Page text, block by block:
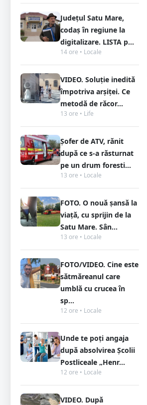
Județul Satu Mare,
codaș în regiune la
digitalizare. LISTA p...
14 ore • Locale
VIDEO. Soluție inedită
împotriva arșiței. Ce
metodă de răcor...
13 ore • Life
Șofer de ATV, rănit
după ce s-a răsturnat
pe un drum foresti...
13 ore • Locale
FOTO. O nouă șansă la
viață, cu sprijin de la
Satu Mare. Sân...
13 ore • Locale
FOTO/VIDEO. Cine este
sătmăreanul care
umblă cu crucea în
sp...
12 ore • Locale
Unde te poți angaja
după absolvirea Școlii
Postliceale „Henr...
12 ore • Locale
VIDEO. După